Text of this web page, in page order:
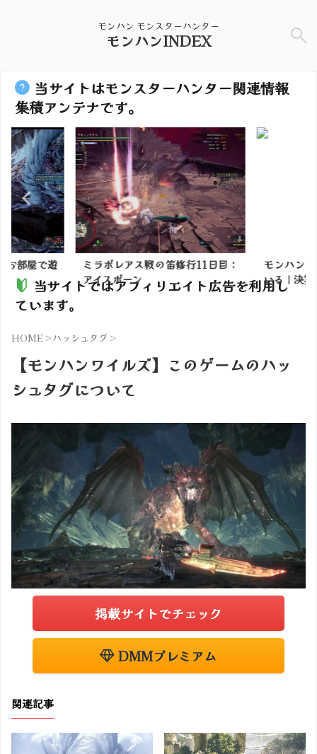
モンハン モンスターハンター
モンハンINDEX
当サイトはモンスターハンター関連情報
集積アンテナです。
部屋で遊
ミラボレアス戦の笛修行11日目：
アイスボーン
モンハン
いる｜決
当サイトではアフィリエイト広告を利用し
ています。
HOME >ハッシュタグ >
【モンハンワイルズ】このゲームのハッ
シュタグについて
掲載サイトでチェック
DMMプレミアム
関連記事